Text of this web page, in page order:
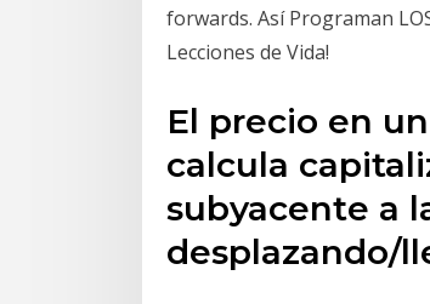
forwards. Así Programan
Lecciones de Vida!
El precio en
calcula
subyacente a
desplazando/